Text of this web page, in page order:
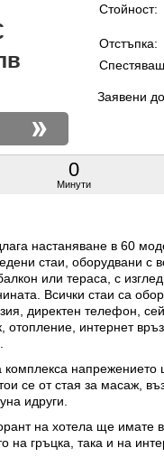
Стойност:
Отстъпка:
0
Минути
Заявени
настаняване в 60
стаи, оборудвани с
или тераса, с
Всички стаи са
директен телефон,
отопление, интернет
напрежението
се от стая за масаж,
идруги.
на хотела ще имате
на гръцка, така и на